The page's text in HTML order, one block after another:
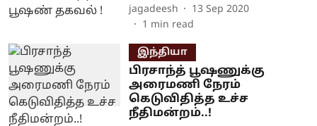
jagadeesh
13 Sep 2020
1 min read
இந்தியா
பிரசாந்த் பூஷணுக்கு
அரைமணி நேரம்
கெடுவிதித்த உச்ச
நீதிமன்றம்..!